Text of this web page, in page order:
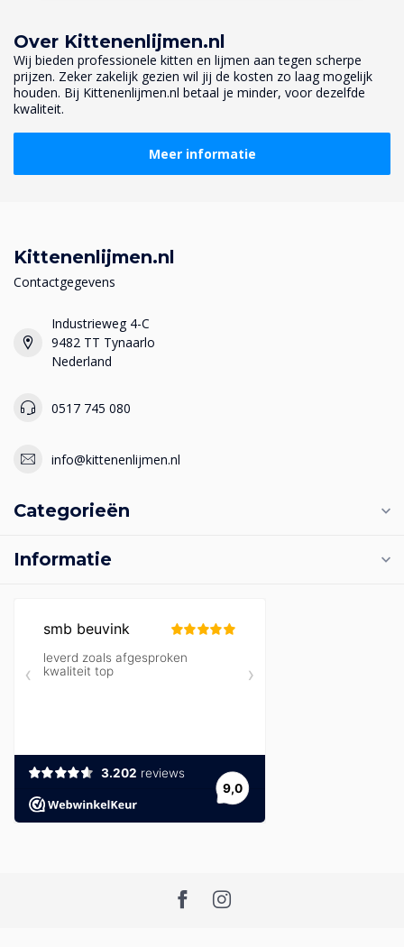
Over Kittenenlijmen.nl
Wij bieden professionele kitten en lijmen aan tegen scherpe
prijzen. Zeker zakelijk gezien wil jij de kosten zo laag mogelijk
houden. Bij Kittenenlijmen.nl betaal je minder, voor dezelfde
kwaliteit.
Meer informatie
Kittenenlijmen.nl
Contactgegevens
Industrieweg 4-C
9482 TT Tynaarlo
Nederland
0517 745 080
info@kittenenlijmen.nl
Categorieën
Informatie